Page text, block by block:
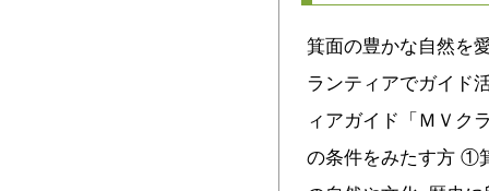
箕面の豊かな自然を
ランティアでガイド
ィアガイド「ＭＶク
の条件をみたす方 ①